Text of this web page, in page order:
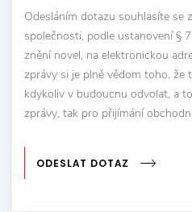
Odesláním dotazu souhlasíte se
společnosti, podle ustanovení §
znění novel, na elektronickou
zprávy si je plně vědom toho, že
kdykoliv v budoucnu odvolat, a
zprávy, tak pro přijímání
ODESLAT DOTAZ